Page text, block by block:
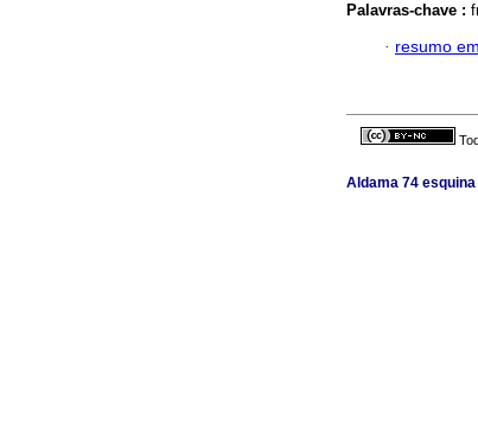
Palavras-chave :
· resumo
Aldama 74